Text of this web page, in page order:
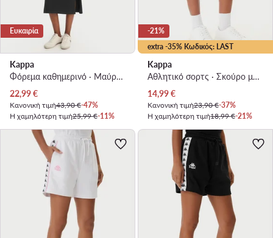
Ευκαιρία
Kappa
Φόρεμα καθημερινό · Μαύρο · Midi
Τρέχουσα τιμή
22,99€
Κανονική τιμή43,90 €-47%
Η χαμηλότερη τιμή25,99 €-11%
extra -35% Κωδικός: LAST
-21%
Kappa
Αθλητικό σορτς · Σκούρο μπλε
Τρέχουσα τιμή
14,99€
Κανονική τιμή23,90 €-37%
Η χαμηλότερη τιμή18,99 €-21%